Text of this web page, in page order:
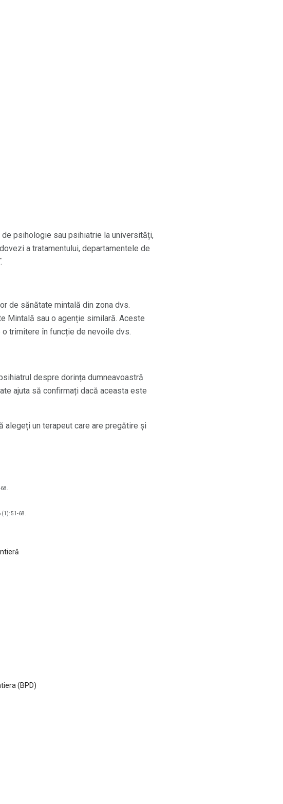
psihologie sau psihiatrie la universități,
a tratamentului, departamentele de
de sănătate mintală din zona dvs.
Mintală sau o agenție similară. Aceste
trimitere în funcție de nevoile dvs.
despre dorința dumneavoastră
ajuta să confirmați dacă aceasta este
alegeți un terapeut care are pregătire și
51-68.
(BPD)